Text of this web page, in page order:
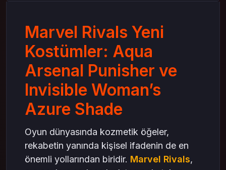
Marvel Rivals Yeni
Kostümler: Aqua
Arsenal Punisher ve
Invisible Woman’s
Azure Shade
Oyun dünyasında kozmetik öğeler,
rekabetin yanında kişisel ifadenin de en
önemli yollarından biridir. Marvel Rivals,